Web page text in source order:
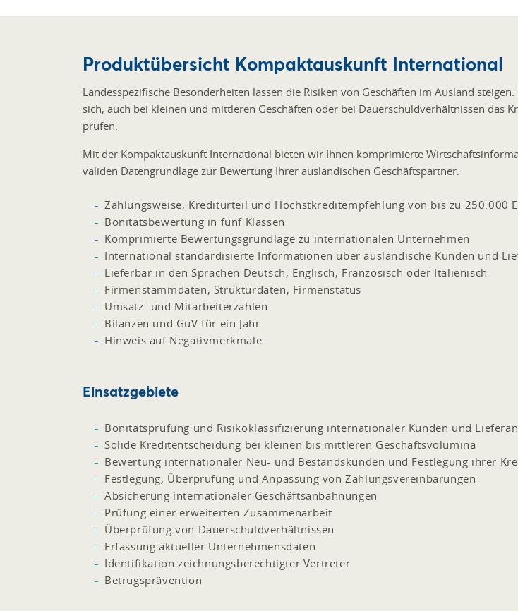
Produktübersicht Kompaktauskunft International
Landesspezifische Besonderheiten lassen die Risiken von Geschäften im Ausland
sich, auch bei kleinen und mittleren Geschäften oder bei Dauerschuldverhältnissen das
prüfen.
Mit der Kompaktauskunft International bieten wir Ihnen komprimierte
validen Datengrundlage zur Bewertung Ihrer ausländischen Geschäftspartner.
Zahlungsweise, Krediturteil und Höchstkreditempfehlung von bis zu 250.000
Bonitätsbewertung in fünf Klassen
Komprimierte Bewertungsgrundlage zu internationalen Unternehmen
International standardisierte Informationen über ausländische Kunden und
Lieferbar in den Sprachen Deutsch, Englisch, Französisch oder Italienisch
Firmenstammdaten, Strukturdaten, Firmenstatus
Umsatz- und Mitarbeiterzahlen
Bilanzen und GuV für ein Jahr
Hinweis auf Negativmerkmale
Einsatzgebiete
Bonitätsprüfung und Risikoklassifizierung internationaler Kunden und
Solide Kreditentscheidung bei kleinen bis mittleren Geschäftsvolumina
Bewertung internationaler Neu- und Bestandskunden und Festlegung ihrer
Festlegung, Überprüfung und Anpassung von Zahlungsvereinbarungen
Absicherung internationaler Geschäftsanbahnungen
Prüfung einer erweiterten Zusammenarbeit
Überprüfung von Dauerschuldverhältnissen
Erfassung aktueller Unternehmensdaten
Identifikation zeichnungsberechtigter Vertreter
Betrugsprävention